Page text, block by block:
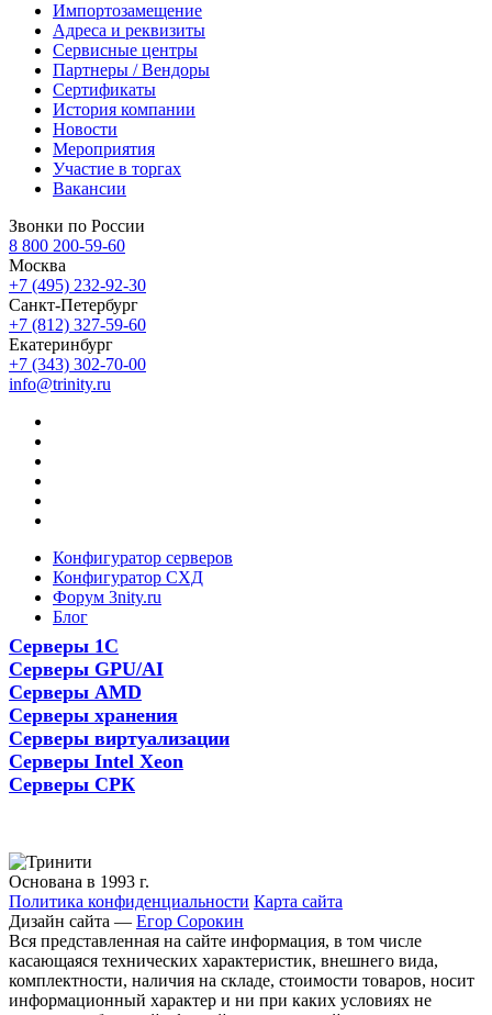
Импортозамещение
Адреса и реквизиты
Сервисные центры
Партнеры / Вендоры
Сертификаты
История компании
Новости
Мероприятия
Участие в торгах
Вакансии
Звонки по России
8 800 200-59-60
Москва
+7 (495) 232-92-30
Санкт-Петербург
+7 (812) 327-59-60
Екатеринбург
+7 (343) 302-70-00
info@trinity.ru
Конфигуратор серверов
Конфигуратор СХД
Форум 3nity.ru
Блог
Серверы 1С
Серверы GPU/AI
Серверы AMD
Серверы хранения
Серверы виртуализации
Серверы Intel Xeon
Серверы СРК
Основана в 1993 г.
Политика конфиденциальности Карта сайта
Дизайн сайта — Егор Сорокин
Вся представленная на сайте информация, в том числе
касающаяся технических характеристик, внешнего вида,
комплектности, наличия на складе, стоимости товаров, носит
информационный характер и ни при каких условиях не